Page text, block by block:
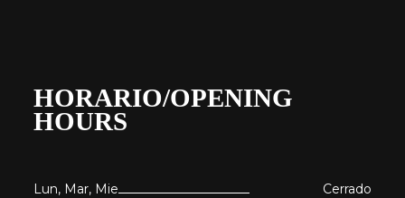
HORARIO/OPENING
HOURS
Lun, Mar, Mie
Cerrado